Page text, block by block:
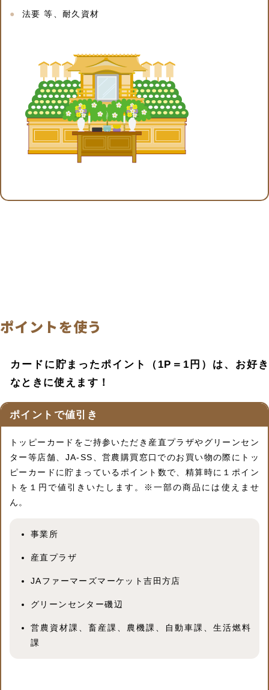
法要 等、耐久資材
ポイントを使う
カードに貯まったポイント（1P＝1円）は、お好き
なときに使えます！
ポイントで値引き
トッピーカードをご持参いただき産直プラザやグリーンセン
ター等店舗、 JA-SS、営農購買窓口でのお買い物の際にトッ
ピーカードに貯まっているポイント数で、 精算時に１ポイン
トを１円で値引きいたします。※一部の商品には使えませ
ん。
事業所
産直プラザ
JAファーマーズマーケット吉田方店
グリーンセンター磯辺
営農資材課、畜産課、農機課、自動車課、生活燃料
課